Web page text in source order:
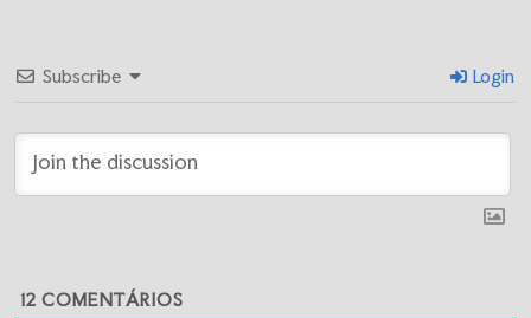
Subscribe Login
12 COMENTÁRIOS